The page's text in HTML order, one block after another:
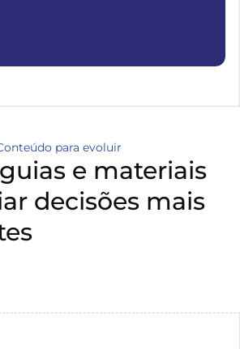
para evoluir
e materiais
decisões mais